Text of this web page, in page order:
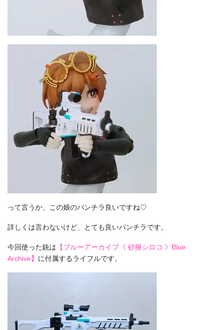
って言うか、この娘のパンチラ良いですね♡
詳しくは言わないけど、とても良いパンチラです。
今回使った銃は 【ブルーアーカイブ《 砂狼シロコ 》Blue
Archive】 に付属するライフルです。